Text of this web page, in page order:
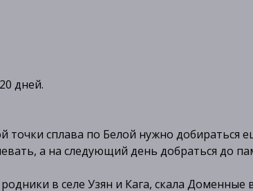
дней.
точки сплава по Белой нужно добираться
а на следующий день добраться до
в селе Узян и Кага, скала Доменные